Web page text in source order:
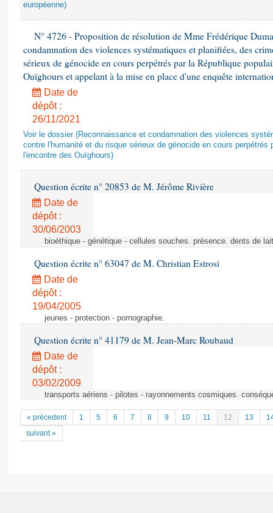
européenne)
N° 4726 - Proposition de résolution de Mme Frédérique
condamnation des violences systématiques et planifiées, des
sérieux de génocide en cours perpétrés par la République
Ouïghours et appelant à la mise en place d'une enquête
Date de
dépôt :
26/11/2021
Voir le dossier (Reconnaissance et condamnation des violences
contre l'humanité et du risque sérieux de génocide en cours perpétrés
l'encontre des Ouïghours)
Question écrite n° 20853 de M. Jérôme Rivière
Date de
dépôt :
30/06/2003
bioéthique - génétique - cellules souches. présence. dents de
Question écrite n° 63047 de M. Christian Estrosi
Date de
dépôt :
19/04/2005
jeunes - protection - pornographie.
Question écrite n° 41179 de M. Jean-Marc Roubaud
Date de
dépôt :
03/02/2009
transports aériens - pilotes - rayonnements cosmiques.
« précedent 1 5 6 7 8 9 10 11 12 13
suivant »